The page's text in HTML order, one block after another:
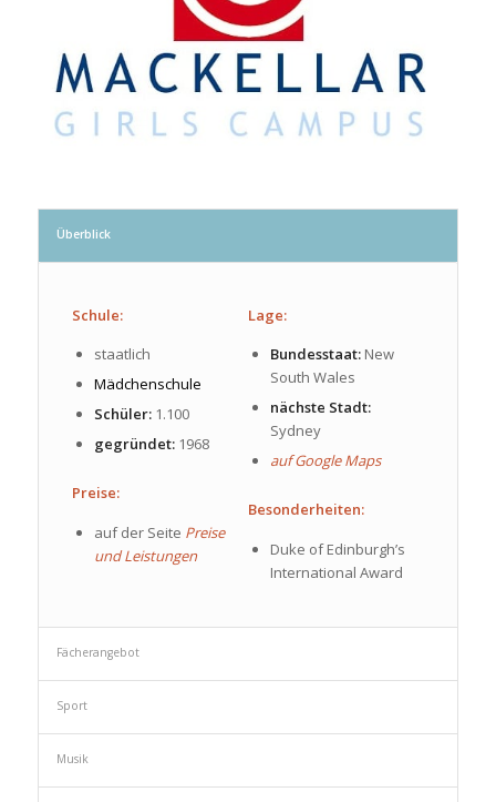
Überblick
Schule:
staatlich
Mädchenschule
Schüler:1.100
gegründet: 1968
Preise:
auf der Seite Preise
und Leistungen
Lage:
Bundesstaat: New
South Wales
nächste Stadt:
Sydney
auf Google Maps
Besonderheiten:
Duke of Edinburgh’s
International Award
Fächerangebot
Sport
Musik